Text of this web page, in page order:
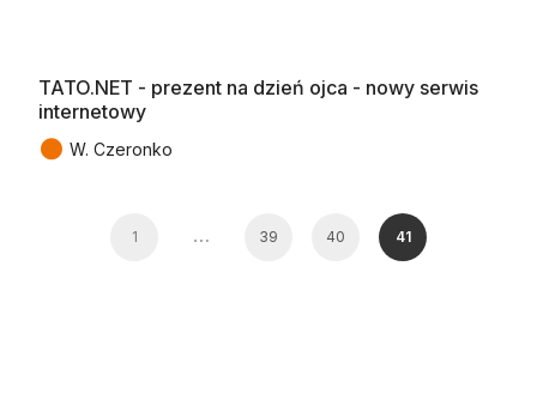
TATO.NET - prezent na dzień ojca - nowy serwis
internetowy
● W. Czeronko
1 … 39 40 41